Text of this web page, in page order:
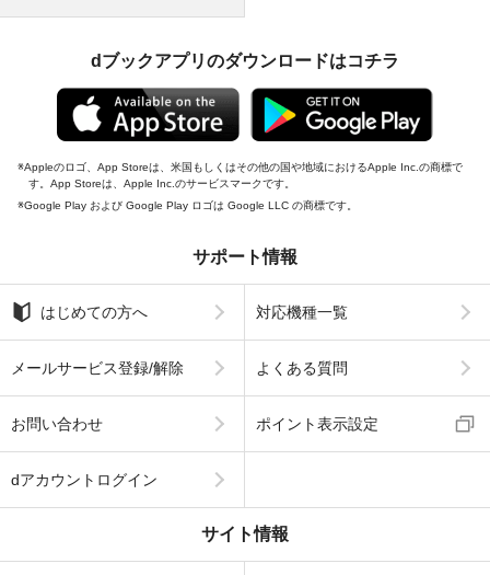
dブックアプリのダウンロードはコチラ
Appleのロゴ、App Storeは、米国もしくはその他の国や地域におけるApple Inc.の商標で
す。App Storeは、Apple Inc.のサービスマークです。
Google Play および Google Play ロゴは Google LLC の商標です。
サポート情報
はじめての方へ 対応機種一覧
メールサービス登録/解除 よくある質問
お問い合わせ ポイント表示設定
dアカウントログイン
サイト情報